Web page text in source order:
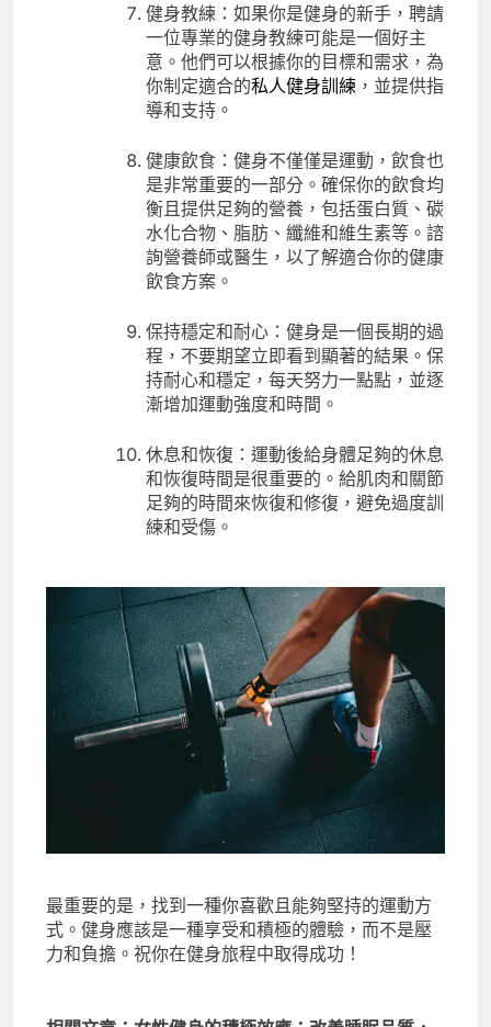
健身教練：如果你是健身的新手，聘請
一位專業的健身教練可能是一個好主
意。他們可以根據你的目標和需求，為
你制定適合的私人健身訓練 ，並提供指
導和支持。
健康飲食：健身不僅僅是運動，飲食也
是非常重要的一部分。確保你的飲食均
衡且提供足夠的營養，包括蛋白質、碳
水化合物、脂肪、纖維和維生素等。諮
詢營養師或醫生，以了解適合你的健康
飲食方案。
保持穩定和耐心：健身是一個長期的過
程，不要期望立即看到顯著的結果。保
持耐心和穩定，每天努力一點點，並逐
漸增加運動強度和時間。
休息和恢復：運動後給身體足夠的休息
和恢復時間是很重要的。給肌肉和關節
足夠的時間來恢復和修復，避免過度訓
練和受傷。
最重要的是，找到一種你喜歡且能夠堅持的運動方
式。健身應該是一種享受和積極的體驗，而不是壓
力和負擔。祝你在健身旅程中取得成功！